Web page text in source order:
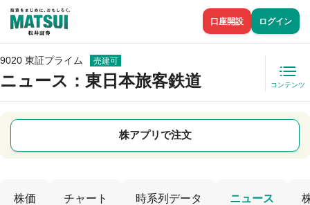
口座開設 ログイン
9020 東証プライム 売建可
ニュース ：東日本旅客鉄道 コンテンツ
株アプリで注文
株価 チャート 時系列データ ニュース